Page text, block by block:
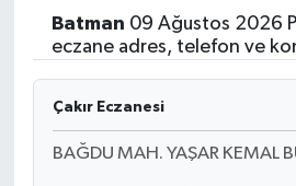
Batman 09 Ağustos 2026
eczane adres, telefon ve
Çakır Eczanesi
BAĞDU MAH. YAŞAR KEMAL